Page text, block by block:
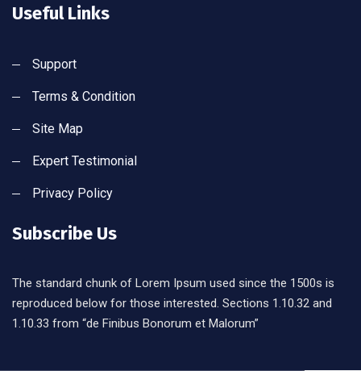
Useful Links
Support
Terms & Condition
Site Map
Expert Testimonial
Privacy Policy
Subscribe Us
The standard chunk of Lorem Ipsum used since the 1500s is
reproduced below for those interested. Sections 1.10.32 and
1.10.33 from “de Finibus Bonorum et Malorum”